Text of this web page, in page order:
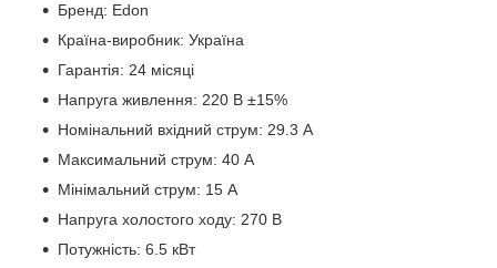
Бренд: Edon
Країна-виробник: Україна
Гарантія: 24 місяці
Напруга живлення: 220 В ±15%
Номінальний вхідний струм: 29.3 А
Максимальний струм: 40 А
Мінімальний струм: 15 А
Напруга холостого ходу: 270 В
Потужність: 6.5 кВт